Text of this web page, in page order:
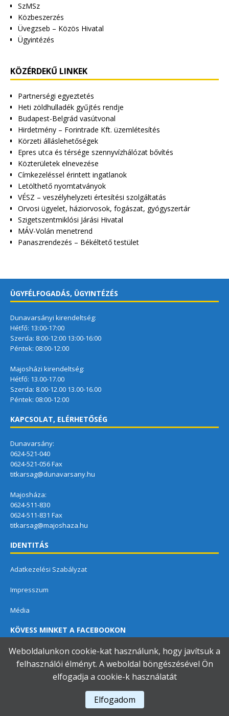
SzMSz
Közbeszerzés
Üvegzseb – Közös Hivatal
Ügyintézés
KÖZÉRDEKŰ LINKEK
Partnerségi egyeztetés
Heti zöldhulladék gyűjtés rendje
Budapest-Belgrád vasútvonal
Hirdetmény – Forintrade Kft. üzemlétesítés
Körzeti álláslehetőségek
Epres utca és térsége szennyvízhálózat bővítés
Közterületek elnevezése
Címkezeléssel érintett ingatlanok
Letölthető nyomtatványok
VÉSZ – veszélyhelyzeti értesítési szolgáltatás
Orvosi ügyelet, háziorvosok, fogászat, gyógyszertár
Szigetszentmiklósi Járási Hivatal
MÁV-Volán menetrend
Panaszrendezés – Békéltető testület
ÜGYFÉLFOGADÁS, ÜGYINTÉZÉS
Dunavarsányi kirendeltség:
Hétfő: 13:00-17:00
Szerda: 8:00-12:00 13:00-16:00
Péntek: 08:00-12:00
Majosházi kirendeltség:
Hétfő: 13.00-17.00
Szerda: 8.00-12.00 13.00-16.00
Péntek: 08:00-12:00
KAPCSOLAT, ELÉRHETŐSÉG
Dunavarsány:
0624-521-040
0624-521-056 Fax
titkarsag@dunavarsany.hu
Majosháza:
0624-511-830
0624-511-831 Fax
titkarsag@majoshaza.hu
IDENTITÁS
Adatkezelési Szabályzat
Impresszum
Média
KÖVESS MINKET A FACEBOOKON
Dunavarsányi Közös Önkormányzati Hivatal
Weboldalunkon cookie-kat használunk, hogy javítsuk a
felhasználói élményt. A weboldal böngészésével Ön
elfogadja a cookie-k használatát
Elfogadom